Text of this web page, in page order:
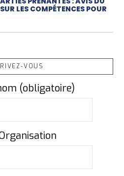
LES COMPÉTENCES POUR
VOUS
(obligatoire)